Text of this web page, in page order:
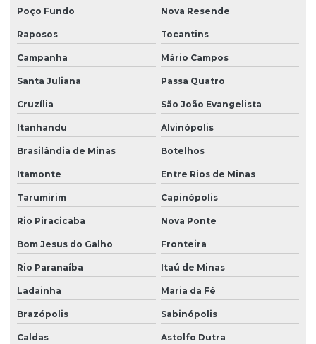
Poço Fundo Nova Resende
Raposos Tocantins
Campanha Mário Campos
Santa Juliana Passa Quatro
Cruzília São João Evangelista
Itanhandu Alvinópolis
Brasilândia de Minas Botelhos
Itamonte Entre Rios de Minas
Tarumirim Capinópolis
Rio Piracicaba Nova Ponte
Bom Jesus do Galho Fronteira
Rio Paranaíba Itaú de Minas
Ladainha Maria da Fé
Brazópolis Sabinópolis
Caldas Astolfo Dutra